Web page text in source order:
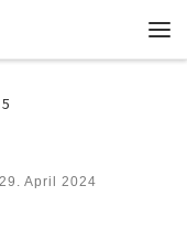
29. April 2024